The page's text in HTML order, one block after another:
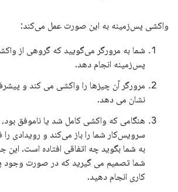
واکشی پس‌زمینه به این صورت عمل می‌کند:
شما به مرورگر می‌گویید که گروهی از
پس‌زمینه انجام دهد.
مرورگر آن چیزها را واکشی می کند و
نشان می دهد.
هنگامی که واکشی کامل شد یا ناموفق بود،
سرویس‌کار شما را باز می‌کند و رویدادی را
به شما بگوید چه اتفاقی افتاده است. این
شما تصمیم می گیرید که در صورت وجود
کاری انجام دهید.